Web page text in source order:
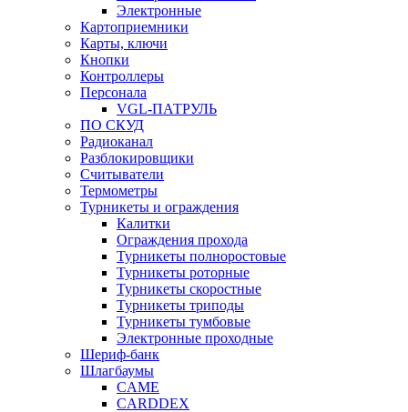
Электронные
Картоприемники
Карты, ключи
Кнопки
Контроллеры
Персонала
VGL-ПАТРУЛЬ
ПО СКУД
Радиоканал
Разблокировщики
Считыватели
Термометры
Турникеты и ограждения
Калитки
Ограждения прохода
Турникеты полноростовые
Турникеты роторные
Турникеты скоростные
Турникеты триподы
Турникеты тумбовые
Электронные проходные
Шериф-банк
Шлагбаумы
CAME
CARDDEX